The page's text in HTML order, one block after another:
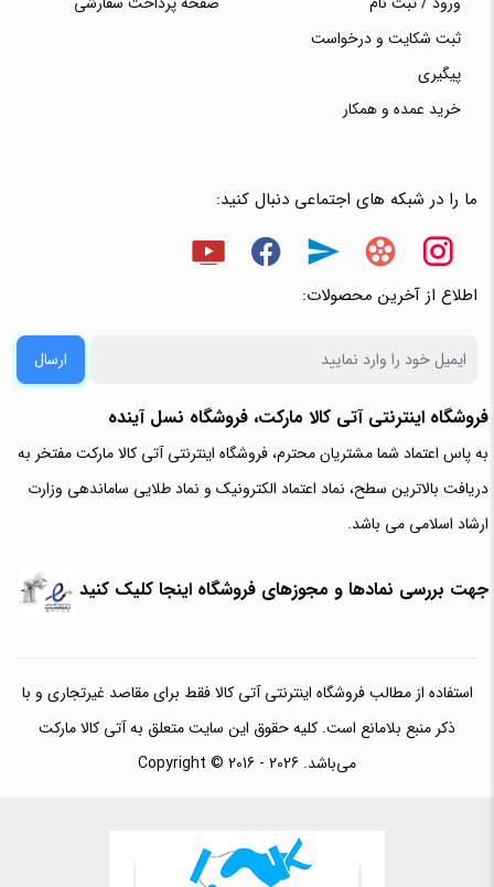
ثبت شکایت و درخواست
پیگیری
خرید عمده و همکار
ما را در شبکه های اجتماعی دنبال کنید:
اطلاع از آخرین محصولات:
ارسال
فروشگاه اینترنتی آتی‌ کالا مارکت، فروشگاه نسل آینده
به پاس اعتماد شما مشتریان محترم، فروشگاه اینترنتی آتی کالا مارکت مفتخر به
دریافت بالاترین سطح، نماد اعتماد الکترونیک و نماد طلایی ساماندهی وزارت
ارشاد اسلامی می باشد.
جهت بررسی نمادها و مجوزهای فروشگاه اینجا کلیک کنید
استفاده از مطالب فروشگاه اینترنتی آتی کالا فقط برای مقاصد غیرتجاری و با
ذکر منبع بلامانع است. کلیه حقوق این سایت متعلق به آتی کالا مارکت
می‌باشد. Copyright © 2016 - 2026